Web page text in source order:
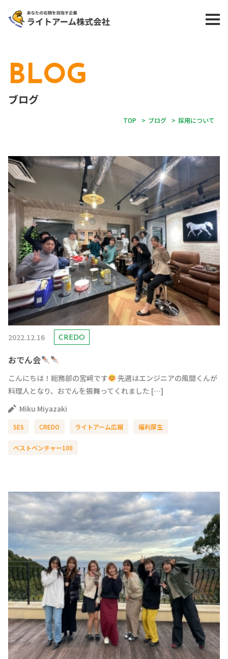
BLOG
ブログ
TOP > ブログ > 採用について
2022.12.16 CREDO
おでん会
こんにちは！総務部の宮﨑です
先週はエンジニアの風間くんが
料理人となり、おでんを振舞ってくれました […]
Miku Miyazaki
SES CREDO ライトアーム広報 福利厚生
ベストベンチャー100